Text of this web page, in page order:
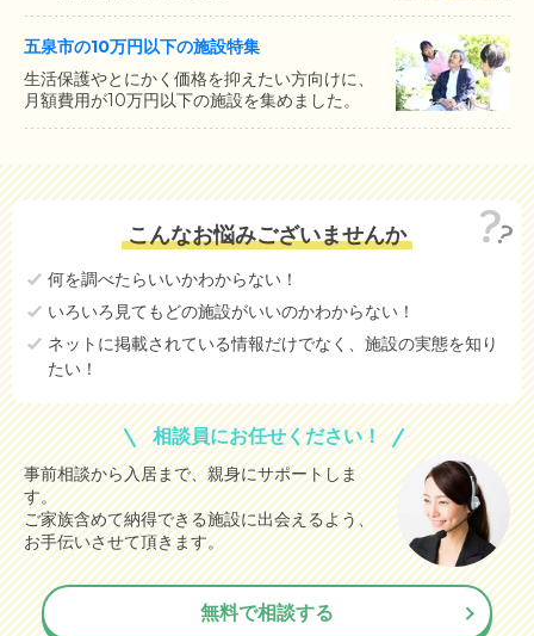
五泉市の10万円以下の施設特集
生活保護やとにかく価格を抑えたい方向けに、
月額費用が10万円以下の施設を集めました。
こんなお悩みございませんか
何を調べたらいいかわからない！
いろいろ見てもどの施設がいいのかわからない！
ネットに掲載されている情報だけでなく、施設の実態を知り
たい！
相談員にお任せください！
事前相談から入居まで、親身にサポートしま
す。
ご家族含めて納得できる施設に出会えるよう、
お手伝いさせて頂きます。
無料で相談する